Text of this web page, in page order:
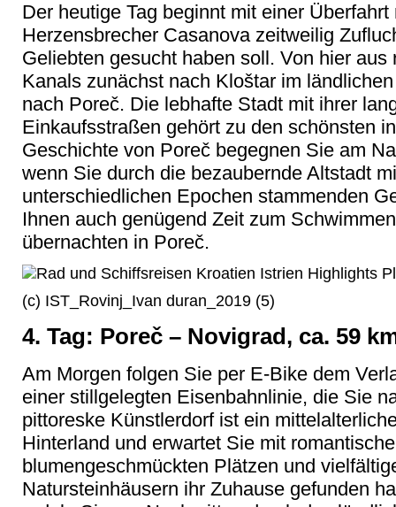
Der heutige Tag beginnt mit einer
Herzensbrecher Casanova zeitweilig
Geliebten gesucht haben soll. Von hier
Kanals zunächst nach Kloštar im
nach Poreč. Die lebhafte Stadt mit ihrer
Einkaufsstraßen gehört zu den schönsten
Geschichte von Poreč begegnen Sie am
wenn Sie durch die bezaubernde Altstadt
unterschiedlichen Epochen stammenden
Ihnen auch genügend Zeit zum
übernachten in Poreč.
(c) IST_Rovinj_Ivan duran_2019 (5)
4. Tag: Poreč – Novigrad, ca. 59
Am Morgen folgen Sie per E-Bike dem
einer stillgelegten Eisenbahnlinie, die Sie
pittoreske Künstlerdorf ist ein
Hinterland und erwartet Sie mit
blumengeschmückten Plätzen und
Natursteinhäusern ihr Zuhause gefunden